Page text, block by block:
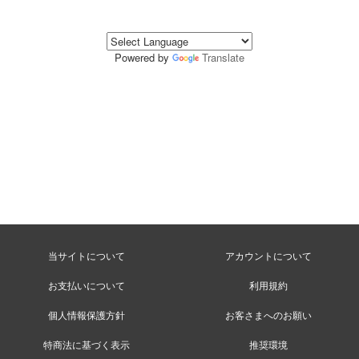
Powered by Translate
当サイトについて アカウントについて
お支払いについて 利用規約
個人情報保護方針 お客さまへのお願い
特商法に基づく表示 推奨環境